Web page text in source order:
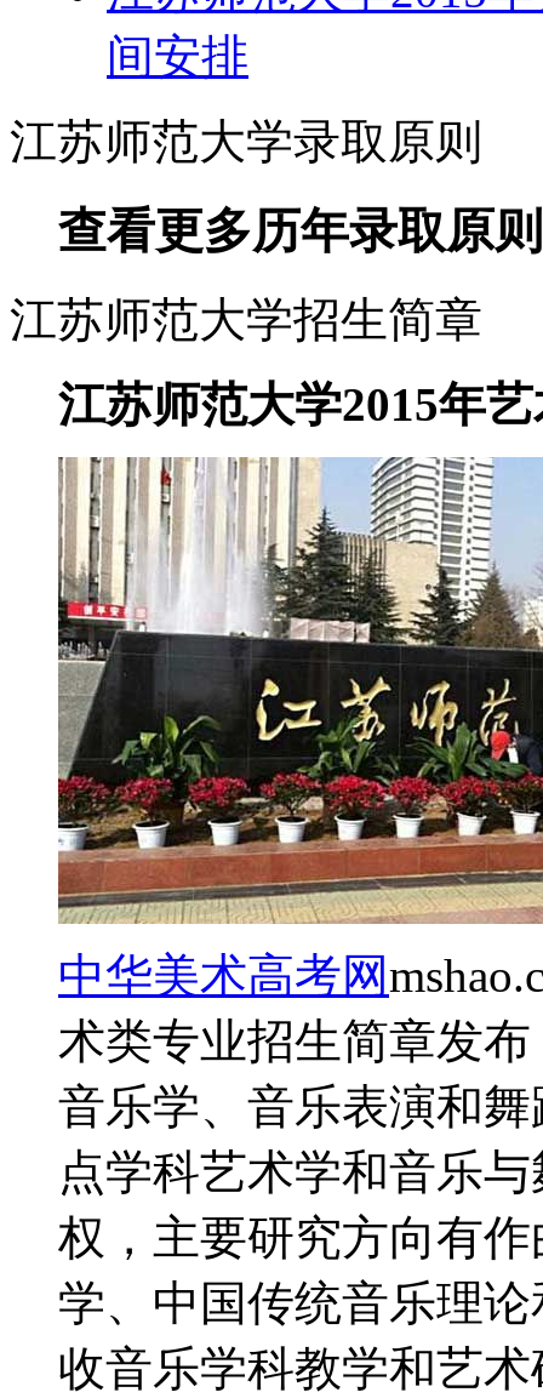
间安排
江苏师范大学录取原则
查看更多历年录取原则
江苏师范大学招生简章
江苏师范大学2015年
中华美术高考网
术类专业招生简章发布
音乐学、音乐表演和
点学科艺术学和音乐
权，主要研究方向有
学、中国传统音乐理
收音乐学科教学和艺